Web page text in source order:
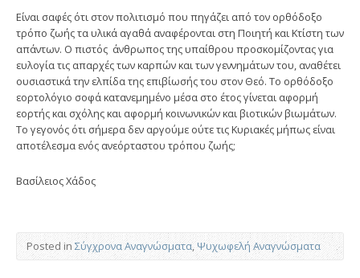
Είναι σαφές ότι στον πολιτισμό που πηγάζει από τον ορθόδοξο
τρόπο ζωής τα υλικά αγαθά αναφέρονται στη Ποιητή και Κτίστη των
απάντων. Ο πιστός άνθρωπος της υπαίθρου προσκομίζοντας για
ευλογία τις απαρχές των καρπών και των γεννημάτων του, αναθέτει
ουσιαστικά την ελπίδα της επιβίωσής του στον Θεό. Το ορθόδοξο
εορτολόγιο σοφά κατανεμημένο μέσα στο έτος γίνεται αφορμή
εορτής και σχόλης και αφορμή κοινωνικών και βιοτικών βιωμάτων.
Το γεγονός ότι σήμερα δεν αργούμε ούτε τις Κυριακές μήπως είναι
αποτέλεσμα ενός ανεόρταστου τρόπου ζωής;
Βασίλειος Χάδος
Posted in Σύγχρονα Αναγνώσματα,Ψυχωφελή Αναγνώσματα